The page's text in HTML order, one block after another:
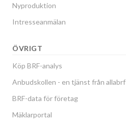
Nyproduktion
Intresseanmälan
ÖVRIGT
Köp BRF-analys
Anbudskollen - en tjänst från allabrf
BRF-data för företag
Mäklarportal